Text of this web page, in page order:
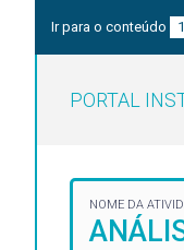
Ir para o conteúdo 1
PORTAL
NOME DA